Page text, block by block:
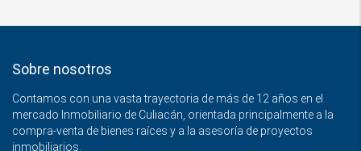
Sobre nosotros
Contamos con una vasta trayectoria de más de 12 años en el
mercado Inmobiliario de Culiacán, orientada principalmente a la
compra-venta de bienes raíces y a la asesoría de proyectos
inmobiliarios.